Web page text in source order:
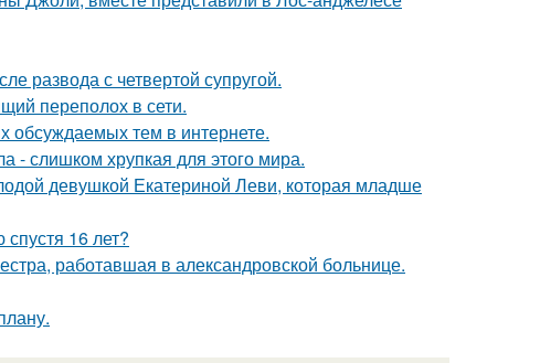
развода с четвертой супругой.
переполох в сети.
обсуждаемых тем в интернете.
- слишком хрупкая для этого мира.
девушкой Екатериной Леви, которая младше
16 лет?
работавшая в александровской больнице.